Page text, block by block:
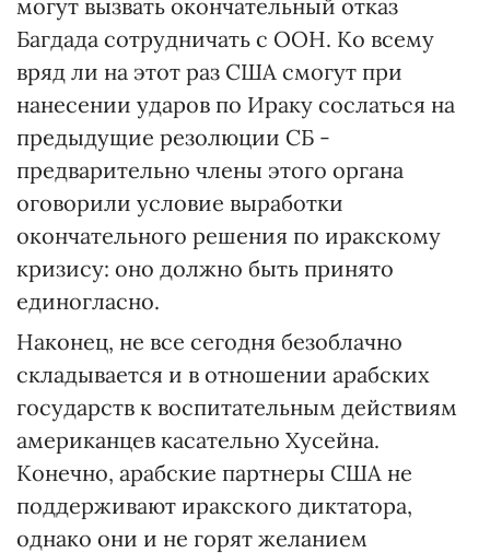
могут вызвать окончательный отказ
Багдада сотрудничать с ООН. Ко всему
вряд ли на этот раз США смогут при
нанесении ударов по Ираку сослаться на
предыдущие резолюции СБ -
предварительно члены этого органа
оговорили условие выработки
окончательного решения по иракскому
кризису: оно должно быть принято
единогласно.
Наконец, не все сегодня безоблачно
складывается и в отношении арабских
государств к воспитательным действиям
американцев касательно Хусейна.
Конечно, арабские партнеры США не
поддерживают иракского диктатора,
однако они и не горят желанием